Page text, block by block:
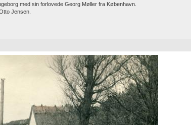
med sin forlovede Georg Møller fra København.
Jensen.